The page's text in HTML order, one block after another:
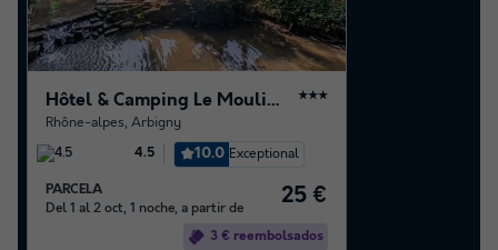
Hôtel & Camping Le Moulin de la Brevette ★★★
Rhône-alpes, Arbigny
4.5 10.0 Exceptional
PARCELA
Del 1 al 2 oct, 1 noche, a partir de
25 €
3 € reembolsados